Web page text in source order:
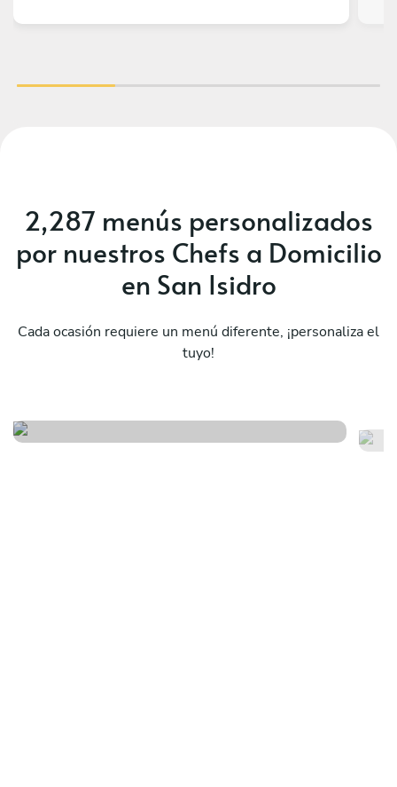
2,287 menús personalizados
por nuestros Chefs a Domicilio
en San Isidro
Cada ocasión requiere un menú diferente, ¡personaliza el
tuyo!